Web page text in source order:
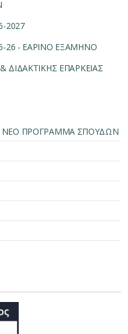
2027
26 - ΕΑΡΙΝΟ ΕΞΑΜΗΝΟ
ΔΙΔΑΚΤΙΚΗΣ ΕΠΑΡΚΕΙΑΣ
ΠΡΟΓΡΑΜΜΑ ΣΠΟΥΔΩΝ